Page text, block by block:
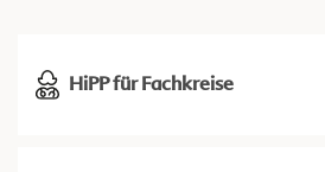
HiPP für Fachkreise